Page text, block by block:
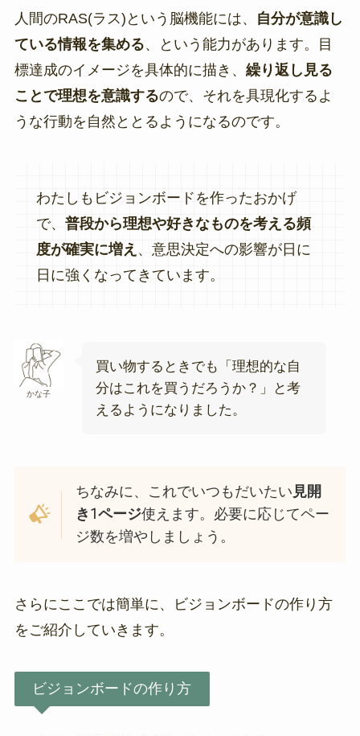
人間のRAS(ラス)という脳機能には、
自分が意識し
ている情報を集める、という能力があります。目
標達成のイメージを具体的に描き、 繰り返し見る
ことで理想を意識するので、それを具現化するよ
うな行動を自然ととるようになるのです。
わたしもビジョンボードを作ったおかげ
で、 普段から理想や好きなものを考える頻
度が確実に増え 、意思決定への影響が日に
日に強くなってきています。
かな子
買い物するときでも「理想的な自
分はこれを買うだろうか？」と考
えるようになりました。
ちなみに、これでいつもだいたい 見開
き1ページ使えます。必要に応じてペー
ジ数を増やしましょう。
さらにここでは簡単に、ビジョンボードの作り方
をご紹介していきます。
ビジョンボードの作り方